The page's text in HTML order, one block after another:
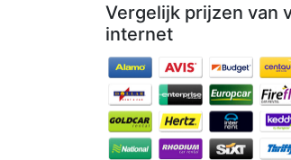
Vergelijk prijzen van
internet